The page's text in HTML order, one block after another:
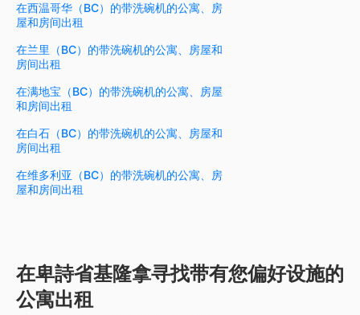
在西温哥华（BC）的带洗碗机的公寓、房
屋和房间出租
在兰里（BC）的带洗碗机的公寓、房屋和
房间出租
在满地宝（BC）的带洗碗机的公寓、房屋
和房间出租
在白石（BC）的带洗碗机的公寓、房屋和
房间出租
在维多利亚（BC）的带洗碗机的公寓、房
屋和房间出租
在卑詩省基隆拿寻找带有您偏好设施的
公寓出租